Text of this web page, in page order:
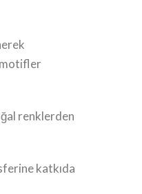
motifler
renklerden
katkıda